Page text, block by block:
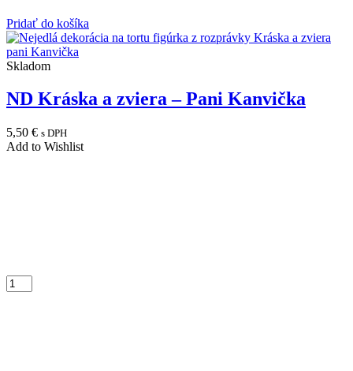
Pridať do košíka
Skladom
ND Kráska a zviera – Pani Kanvička
5,50 € s DPH
Add to Wishlist